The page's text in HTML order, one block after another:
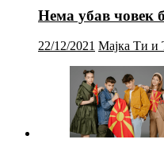
Нема убав човек
22/12/2021 Мајка Ти и